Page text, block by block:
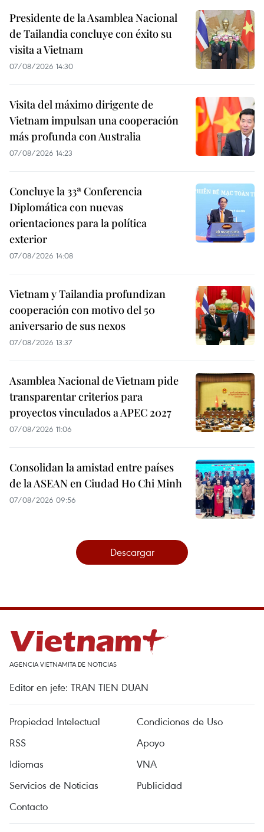
Presidente de la Asamblea Nacional
de Tailandia concluye con éxito su
visita a Vietnam
07/08/2026 14:30
Visita del máximo dirigente de
Vietnam impulsan una cooperación
más profunda con Australia
07/08/2026 14:23
Concluye la 33ª Conferencia
Diplomática con nuevas
orientaciones para la política
exterior
07/08/2026 14:08
Vietnam y Tailandia profundizan
cooperación con motivo del 50
aniversario de sus nexos
07/08/2026 13:37
Asamblea Nacional de Vietnam pide
transparentar criterios para
proyectos vinculados a APEC 2027
07/08/2026 11:06
Consolidan la amistad entre países
de la ASEAN en Ciudad Ho Chi Minh
07/08/2026 09:56
Descargar
AGENCIA VIETNAMITA DE NOTICIAS
Editor en jefe: TRAN TIEN DUAN
Propiedad Intelectual
Condiciones de Uso
RSS
Apoyo
Idiomas
VNA
Servicios de Noticias
Publicidad
Contacto